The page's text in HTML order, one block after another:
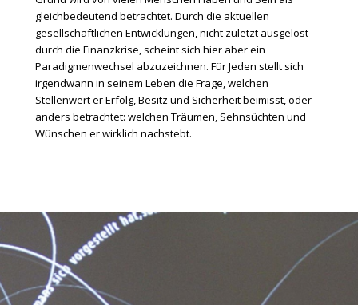
gleichbedeutend betrachtet. Durch die aktuellen
gesellschaftlichen Entwicklungen, nicht zuletzt ausgelöst
durch die Finanzkrise, scheint sich hier aber ein
Paradigmenwechsel abzuzeichnen. Für Jeden stellt sich
irgendwann in seinem Leben die Frage, welchen
Stellenwert er Erfolg, Besitz und Sicherheit beimisst, oder
anders betrachtet: welchen Träumen, Sehnsüchten und
Wünschen er wirklich nachstebt.